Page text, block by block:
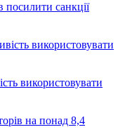
санкції
використовувати